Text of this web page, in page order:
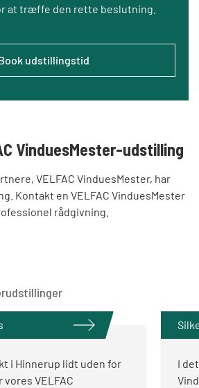
at træffe den rette beslutning.
udstillingstid
VinduesMester-udstilling
VELFAC VinduesMester, har
Kontakt en VELFAC VinduesMester
rådgivning.
i Hinnerup lidt uden for
VELFAC
I